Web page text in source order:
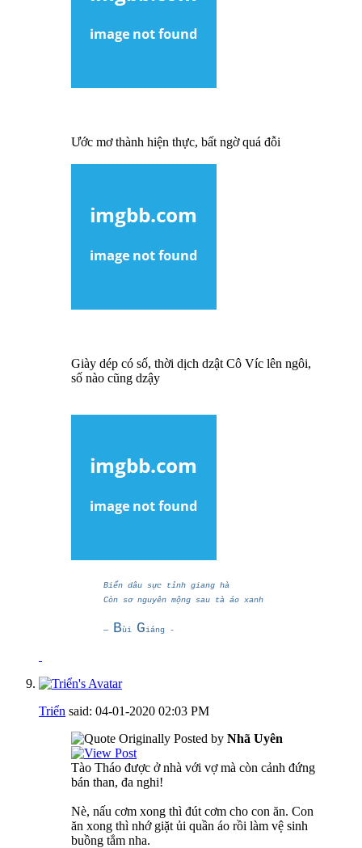
Ước mơ thành hiện thực, bất ngờ quá đỗi
Giày dép có số, thời dịch dzật Cô Víc lên ngôi,
số nào cũng dzậy
Biển dâu sực tỉnh giang hà
Còn sơ nguyên mộng sau tà áo xanh
― Bùi Giáng -
Triển said: 04-01-2020 02:03 PM
Originally Posted by Nhã Uyên
Tào Tháo được ở nhà với vợ mà còn cảnh đứng
bán than, đa nghi!
Nè, nấu cơm xong thì đút cơm cho con ăn. Con
ăn xong thì nhớ giặt ủi quần áo rồi làm vệ sinh
buồng tắm nha.